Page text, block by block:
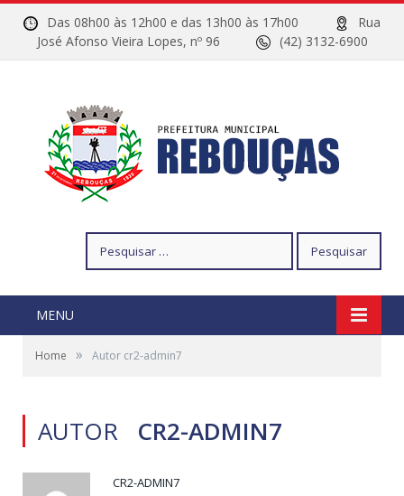
Das 08h00 às 12h00 e das 13h00 às 17h00
Rua
José Afonso Vieira Lopes, nº 96
(42) 3132-6900
por:
MENU
Home » Autor cr2-admin7
AUTOR CR2-ADMIN7
CR2-ADMIN7